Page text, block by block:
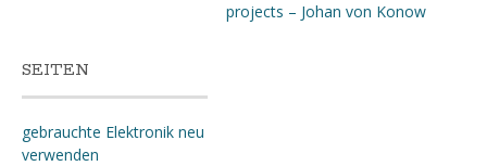
projects – Johan von Konow
SEITEN
gebrauchte Elektronik neu
verwenden